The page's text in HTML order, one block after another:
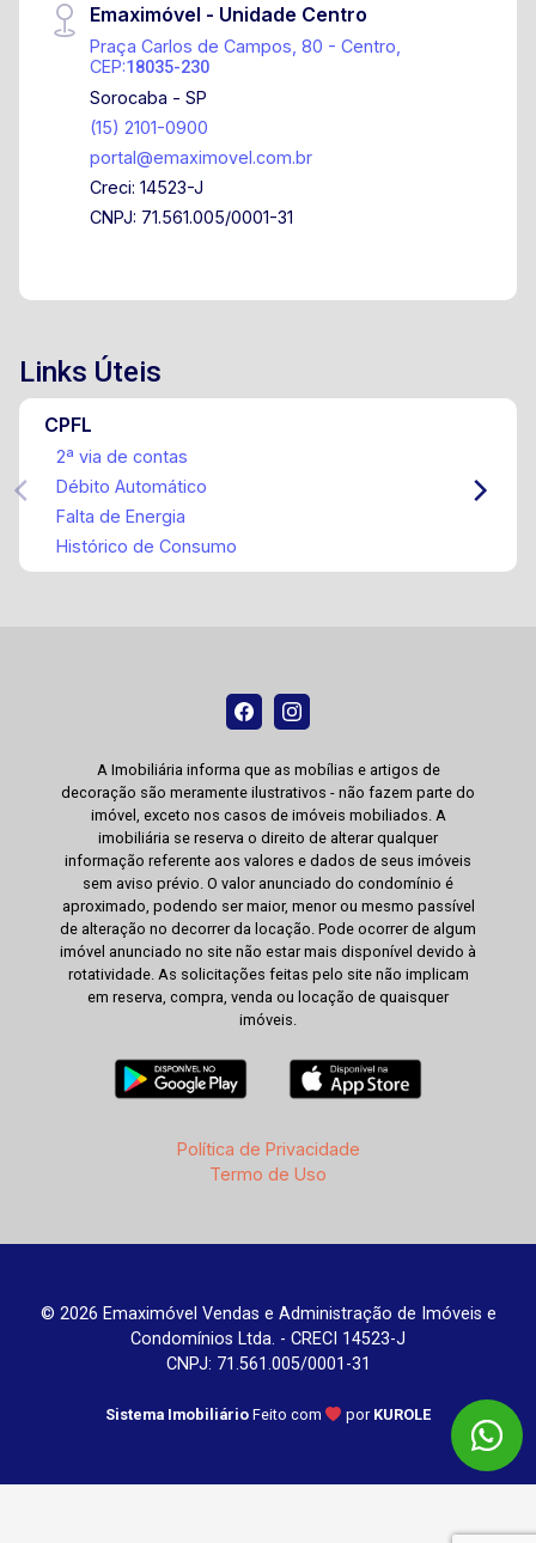
Emaximóvel - Unidade Centro
Praça Carlos de Campos, 80 - Centro,
CEP:18035-230
Sorocaba - SP
(15) 2101-0900
portal@emaximovel.com.br
Creci: 14523-J
CNPJ: 71.561.005/0001-31
Links Úteis
CPFL
2ª via de contas
Débito Automático
Falta de Energia
Histórico de Consumo
A Imobiliária informa que as mobílias e artigos de
decoração são meramente ilustrativos - não fazem parte do
imóvel, exceto nos casos de imóveis mobiliados. A
imobiliária se reserva o direito de alterar qualquer
informação referente aos valores e dados de seus imóveis
sem aviso prévio. O valor anunciado do condomínio é
aproximado, podendo ser maior, menor ou mesmo passível
de alteração no decorrer da locação. Pode ocorrer de algum
imóvel anunciado no site não estar mais disponível devido à
rotatividade. As solicitações feitas pelo site não implicam
em reserva, compra, venda ou locação de quaisquer
imóveis.
Política de Privacidade
Termo de Uso
© 2026 Emaximóvel Vendas e Administração de Imóveis e
Condomínios Ltda. - CRECI 14523-J
CNPJ: 71.561.005/0001-31
Sistema Imobiliário Feito com por KUROLE